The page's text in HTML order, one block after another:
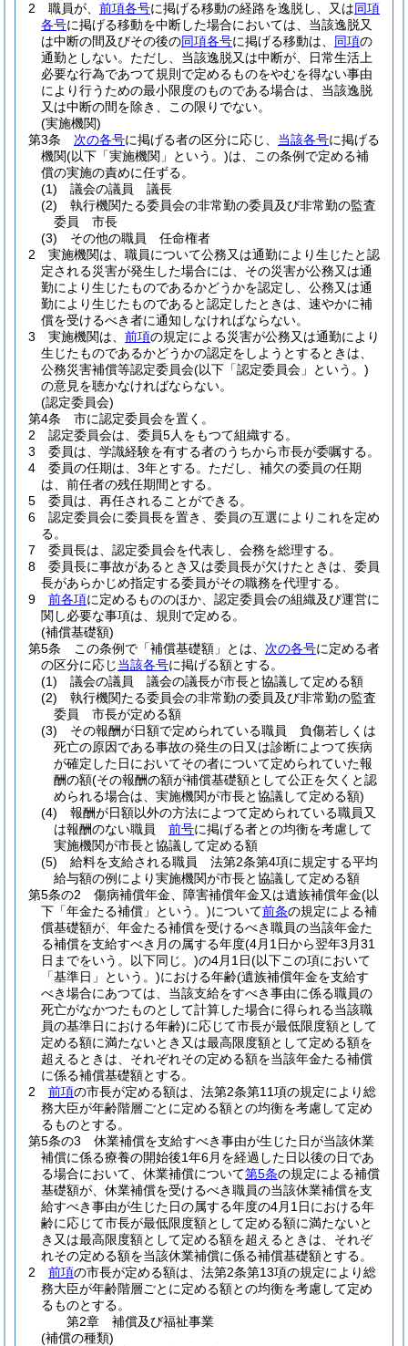
2
職員が、 前項各号に掲げる移動の経路を逸脱し、又は同項
各号に掲げる移動を中断した場合においては、当該逸脱又
は中断の間及びその後の同項各号に掲げる移動は、 同項の
通勤としない。 ただし、当該逸脱又は中断が、日常生活上
必要な行為であつて規則で定めるものをやむを得ない事由
により行うための最小限度のものである場合は、当該逸脱
又は中断の間を除き、この限りでない。
(実施機関)
第3条
次の各号に掲げる者の区分に応じ、 当該各号に掲げる
機関(以下「実施機関」という。)は、この条例で定める補
償の実施の責めに任ずる。
(1)
議会の議員 議長
(2)
執行機関たる委員会の非常勤の委員及び非常勤の監査
委員 市長
(3)
その他の職員 任命権者
2
実施機関は、職員について公務又は通勤により生じたと認
定される災害が発生した場合には、その災害が公務又は通
勤により生じたものであるかどうかを認定し、公務又は通
勤により生じたものであると認定したときは、速やかに補
償を受けるべき者に通知しなければならない。
3
実施機関は、 前項の規定による災害が公務又は通勤により
生じたものであるかどうかの認定をしようとするときは、
公務災害補償等認定委員会(以下「認定委員会」という。)
の意見を聴かなければならない。
(認定委員会)
第4条
市に認定委員会を置く。
2
認定委員会は、委員5人をもつて組織する。
3
委員は、学識経験を有する者のうちから市長が委嘱する。
4
委員の任期は、3年とする。 ただし、補欠の委員の任期
は、前任者の残任期間とする。
5
委員は、再任されることができる。
6
認定委員会に委員長を置き、委員の互選によりこれを定め
る。
7
委員長は、認定委員会を代表し、会務を総理する。
8
委員長に事故があるとき又は委員長が欠けたときは、委員
長があらかじめ指定する委員がその職務を代理する。
9
前各項に定めるもののほか、認定委員会の組織及び運営に
関し必要な事項は、規則で定める。
(補償基礎額)
第5条
この条例で「補償基礎額」とは、 次の各号に定める者
の区分に応じ当該各号に掲げる額とする。
(1)
議会の議員 議会の議長が市長と協議して定める額
(2)
執行機関たる委員会の非常勤の委員及び非常勤の監査
委員 市長が定める額
(3)
その報酬が日額で定められている職員 負傷若しくは
死亡の原因である事故の発生の日又は診断によつて疾病
が確定した日においてその者について定められていた報
酬の額(その報酬の額が補償基礎額として公正を欠くと認
められる場合は、実施機関が市長と協議して定める額)
(4)
報酬が日額以外の方法によつて定められている職員又
は報酬のない職員 前号に掲げる者との均衡を考慮して
実施機関が市長と協議して定める額
(5)
給料を支給される職員 法第2条第4項に規定する平均
給与額の例により実施機関が市長と協議して定める額
第5条の2
傷病補償年金、障害補償年金又は遺族補償年金(以
下「年金たる補償」という。)について前条の規定による補
償基礎額が、年金たる補償を受けるべき職員の当該年金た
る補償を支給すべき月の属する年度(4月1日から翌年3月31
日までをいう。以下同じ。)の4月1日(以下この項において
「基準日」という。)における年齢(遺族補償年金を支給す
べき場合にあつては、当該支給をすべき事由に係る職員の
死亡がなかつたものとして計算した場合に得られる当該職
員の基準日における年齢)に応じて市長が最低限度額として
定める額に満たないとき又は最高限度額として定める額を
超えるときは、それぞれその定める額を当該年金たる補償
に係る補償基礎額とする。
2
前項の市長が定める額は、法第2条第11項の規定により総
務大臣が年齢階層ごとに定める額との均衡を考慮して定め
るものとする。
第5条の3
休業補償を支給すべき事由が生じた日が当該休業
補償に係る療養の開始後1年6月を経過した日以後の日であ
る場合において、休業補償について第5条の規定による補償
基礎額が、休業補償を受けるべき職員の当該休業補償を支
給すべき事由が生じた日の属する年度の4月1日における年
齢に応じて市長が最低限度額として定める額に満たないと
き又は最高限度額として定める額を超えるときは、それぞ
れその定める額を当該休業補償に係る補償基礎額とする。
2
前項の市長が定める額は、法第2条第13項の規定により総
務大臣が年齢階層ごとに定める額との均衡を考慮して定め
るものとする。
第2章
補償及び福祉事業
(補償の種類)